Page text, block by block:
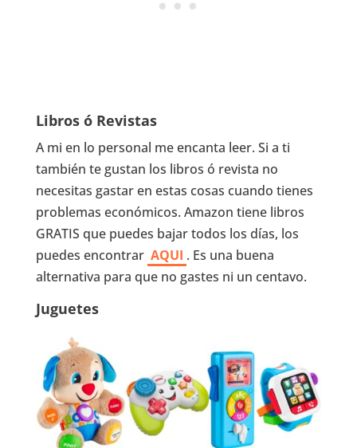
Libros ó Revistas
A mi en lo personal me encanta leer. Si a ti
también te gustan los libros ó revista no
necesitas gastar en estas cosas cuando tienes
problemas económicos. Amazon tiene libros
GRATIS que puedes bajar todos los días, los
puedes encontrar AQUI . Es una buena
alternativa para que no gastes ni un centavo.
Juguetes